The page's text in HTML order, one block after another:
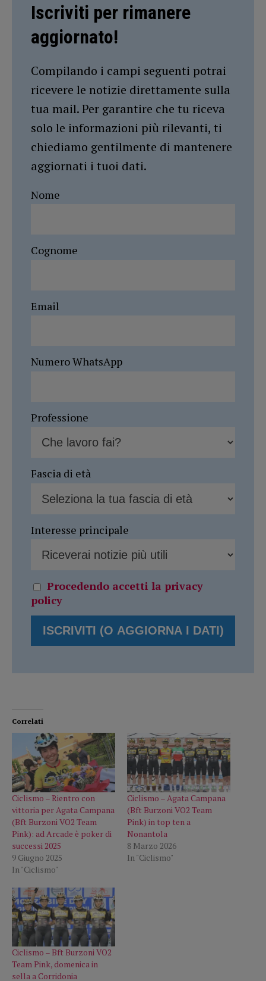
Iscriviti per rimanere
aggiornato!
Compilando i campi seguenti potrai
ricevere le notizie direttamente sulla
tua mail. Per garantire che tu riceva
solo le informazioni più rilevanti, ti
chiediamo gentilmente di mantenere
aggiornati i tuoi dati.
Nome
Cognome
Email
Numero WhatsApp
Professione
Fascia di età
Interesse principale
Procedendo accetti la privacy
policy
Correlati
Ciclismo – Rientro con
vittoria per Agata Campana
(Bft Burzoni VO2 Team
Pink): ad Arcade è poker di
successi 2025
9 Giugno 2025
In "Ciclismo"
Ciclismo – Agata Campana
(Bft Burzoni VO2 Team
Pink) in top ten a
Nonantola
8 Marzo 2026
In "Ciclismo"
Ciclismo – Bft Burzoni VO2
Team Pink, domenica in
sella a Corridonia